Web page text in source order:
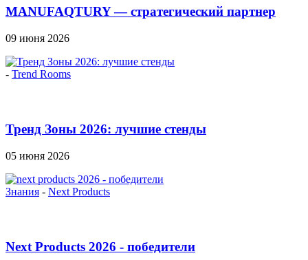
MANUFAQTURY — стратегический партнер
09 июня 2026
- Trend Rooms
Тренд Зоны 2026: лучшие стенды
05 июня 2026
Знания - Next Products
Next Products 2026 - победители